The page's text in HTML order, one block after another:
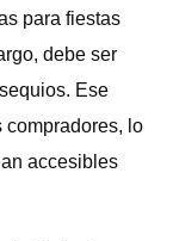
para fiestas
debe ser
Ese
compradores, lo
accesibles